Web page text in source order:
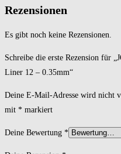
Rezensionen
Es gibt noch keine Rezensionen.
Schreibe die erste Rezension für
Liner 12 – 0.35mm“
Deine E-Mail-Adresse wird nicht
mit * markiert
Deine Bewertung *